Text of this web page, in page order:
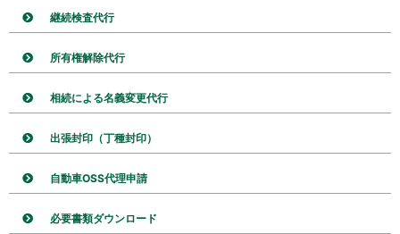
継続検査代行
所有権解除代行
相続による名義変更代行
出張封印（丁種封印）
自動車OSS代理申請
必要書類ダウンロード